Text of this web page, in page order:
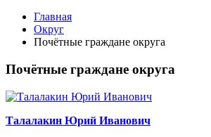
Главная
Округ
Почётные граждане округа
Почётные граждане округа
Талалакин Юрий Иванович